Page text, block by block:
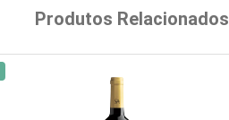
Produtos Relacionados